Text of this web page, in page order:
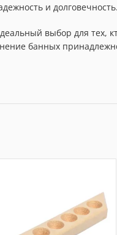
и долговечность.
выбор для тех,
банных